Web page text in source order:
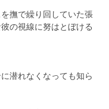
撫で繰り回していた張
の視線に努はとぼける
潜れなくなっても知ら